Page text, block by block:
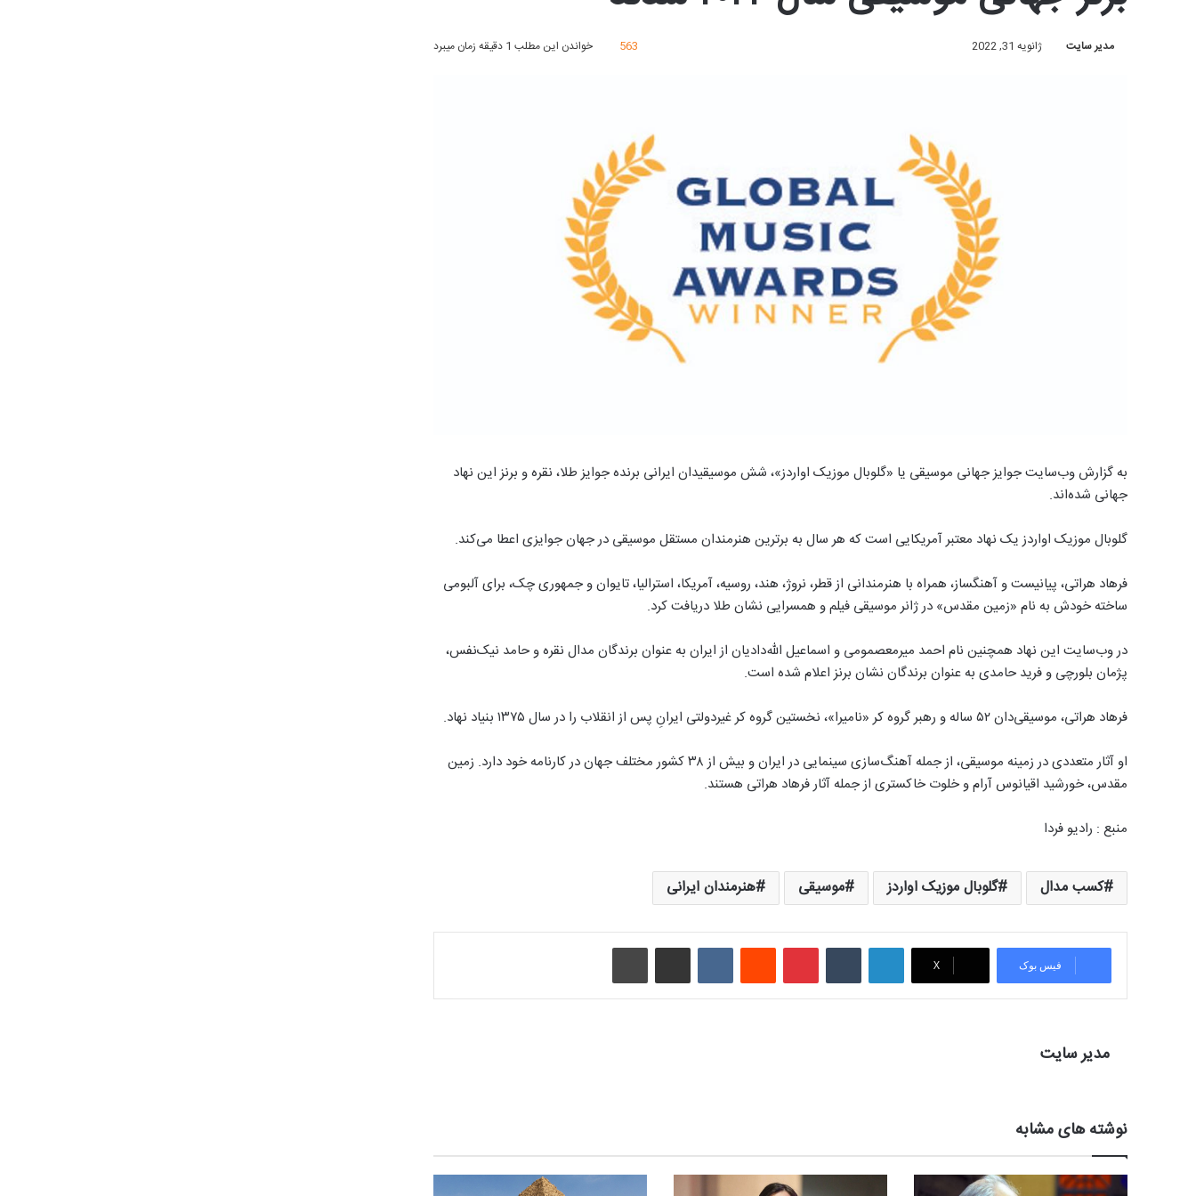
مدیر سایت ژانویه 31, 2022 563 خواندن این مطلب 1 دقیقه زمان میبرد
به گزارش وب‌سایت جوایز جهانی موسیقی یا «گلوبال موزیک اواردز»، شش موسیقیدان ایرانی برنده جوایز طلا، نقره و برنز این نهاد
جهانی شده‌اند.
گلوبال موزیک اواردز یک نهاد معتبر آمریکایی است که هر سال به برترین هنرمندان مستقل موسیقی در جهان جوایزی اعطا می‌کند.
فرهاد هراتی، پیانیست و آهنگساز، همراه با هنرمندانی از قطر، نروژ، هند، روسیه، آمریکا، استرالیا، تایوان و جمهوری چک، برای آلبومی
ساخته خودش به نام «زمین مقدس» در ژانر موسیقی فیلم و همسرایی نشان طلا دریافت کرد.
در وب‌سایت این نهاد همچنین نام احمد میرمعصمومی و اسماعیل الله‌دادیان از ایران به عنوان برندگان مدال نقره و حامد نیک‌نفس،
پژمان بلورچی و فرید حامدی به عنوان برندگان نشان برنز اعلام شده است.
فرهاد هراتی، موسیقی‌دان ۵۲ ساله و رهبر گروه کر «نامیرا»، نخستین گروه کر غیردولتی ایرانِ پس از انقلاب را در سال ۱۳۷۵ بنیاد نهاد.
او آثار متعددی در زمینه موسیقی، از جمله آهنگ‌سازی سینمایی در ایران و بیش از ۳۸ کشور مختلف جهان در کارنامه خود دارد. زمین
مقدس، خورشید اقیانوس آرام و خلوت خاکستری از جمله آثار فرهاد هراتی هستند.
منبع : رادیو فردا
کسب مدال گلوبال موزیک اواردز موسیقی هنرمندان ایرانی
فیس بوک X
لینکدین ‫پین‌ترست ‫رددیت اشتراک گذاری از طریق ایمیل
مدیر سایت
نوشته های مشابه